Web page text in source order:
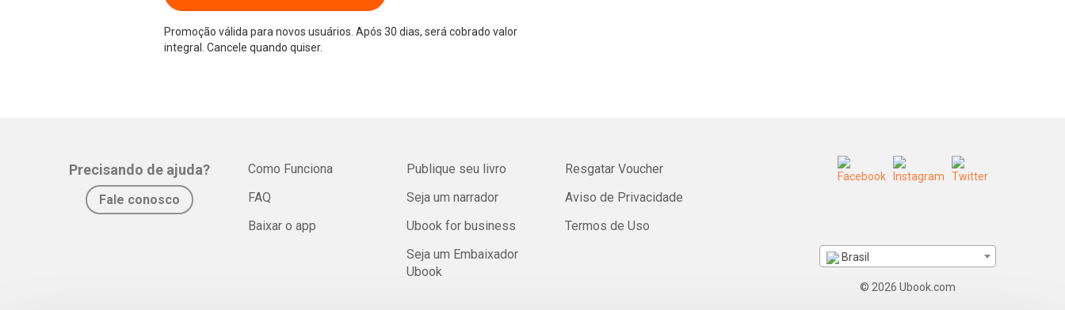
Promoção válida para novos usuários. Após 30 dias, será cobrado valor
integral. Cancele quando quiser.
Precisando de ajuda?
Fale conosco
Como Funciona
FAQ
Baixar o app
Publique seu livro
Seja um narrador
Ubook for business
Seja um Embaixador
Ubook
Resgatar Voucher
Aviso de Privacidade
Termos de Uso
Brasil
© 2026 Ubook.com